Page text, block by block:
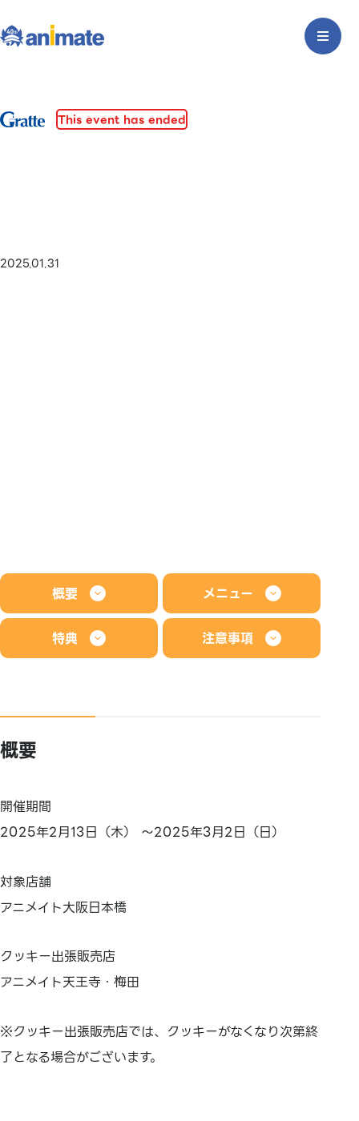
This event has ended
2025.01.31
概要 メニュー
特典 注意事項
概要
開催期間
2025年2月13日（木） ～2025年3月2日（日）
対象店舗
アニメイト大阪日本橋
クッキー出張販売店
アニメイト天王寺・梅田
※クッキー出張販売店では、クッキーがなくなり次第終
了となる場合がございます。